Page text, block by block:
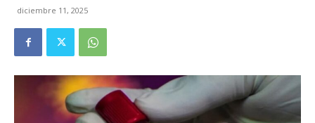
diciembre 11, 2025